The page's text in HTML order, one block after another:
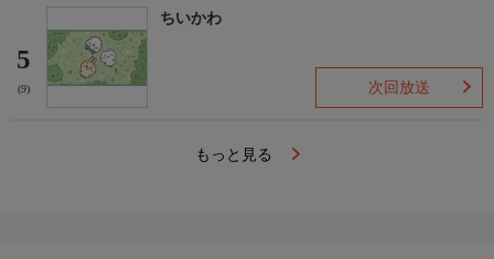
5
(9)
ちいかわ
次回放送
もっと見る